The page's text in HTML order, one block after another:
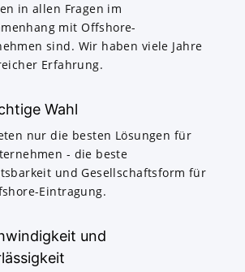
in allen Fragen im
mit Offshore-
sind. Wir haben viele Jahre
Erfahrung.
Wahl
nur die besten Lösungen für
- die beste
und Gesellschaftsform für
Eintragung.
und